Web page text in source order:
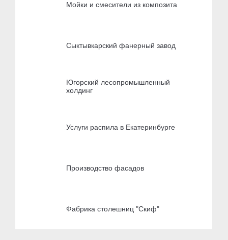
Мойки и смесители из композита
Сыктывкарский фанерный завод
Югорский лесопромышленный
холдинг
Услуги распила в Екатеринбурге
Производство фасадов
Фабрика столешниц "Скиф"